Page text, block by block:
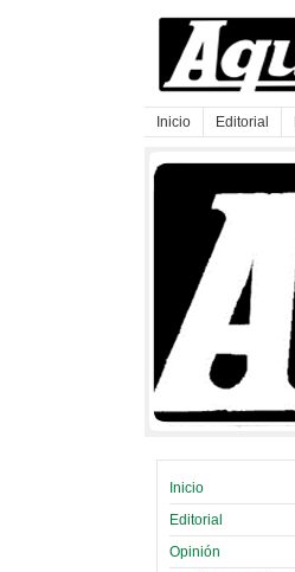
Inicio Editorial
Inicio
Editorial
Opinión